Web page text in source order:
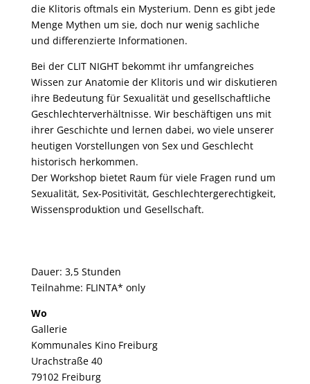
die Klitoris oftmals ein Mysterium. Denn es gibt jede
Menge Mythen um sie, doch nur wenig sachliche
und differenzierte Informationen.
Bei der CLIT NIGHT bekommt ihr umfangreiches
Wissen zur Anatomie der Klitoris und wir diskutieren
ihre Bedeutung für Sexualität und gesellschaftliche
Geschlechterverhältnisse. Wir beschäftigen uns mit
ihrer Geschichte und lernen dabei, wo viele unserer
heutigen Vorstellungen von Sex und Geschlecht
historisch herkommen.
Der Workshop bietet Raum für viele Fragen rund um
Sexualität, Sex-Positivität, Geschlechtergerechtigkeit,
Wissensproduktion und Gesellschaft.
Dauer: 3,5 Stunden
Teilnahme: FLINTA* only
Wo
Gallerie
Kommunales Kino Freiburg
Urachstraße 40
79102 Freiburg